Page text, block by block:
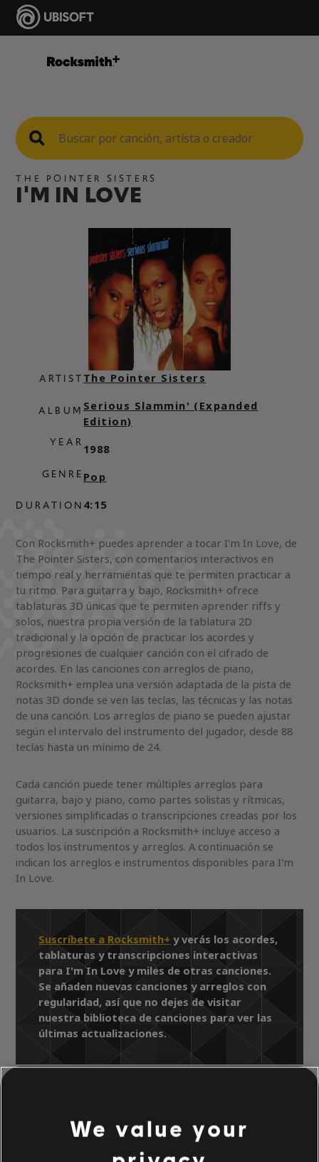
THE POINTER SISTERS
I'M IN LOVE
ARTIST
ALBUM
YEAR
GENRE
DURATION
The Pointer Sisters
Serious Slammin' (Expanded
Edition)
1988
Pop
4:15
Con Rocksmith+ puedes aprender a tocar I'm In Love, de
The Pointer Sisters, con comentarios interactivos en
tiempo real y herramientas que te permiten practicar a
tu ritmo. Para guitarra y bajo, Rocksmith+ ofrece
tablaturas 3D únicas que te permiten aprender riffs y
solos, nuestra propia versión de la tablatura 2D
tradicional y la opción de practicar los acordes y
progresiones de cualquier canción con el cifrado de
acordes. En las canciones con arreglos de piano,
Rocksmith+ emplea una versión adaptada de la pista de
notas 3D donde se ven las teclas, las técnicas y las notas
de una canción. Los arreglos de piano se pueden ajustar
según el intervalo del instrumento del jugador, desde 88
teclas hasta un mínimo de 24.
Cada canción puede tener múltiples arreglos para
guitarra, bajo y piano, como partes solistas y rítmicas,
versiones simplificadas o transcripciones creadas por los
usuarios. La suscripción a Rocksmith+ incluye acceso a
todos los instrumentos y arreglos. A continuación se
indican los arreglos e instrumentos disponibles para I'm
In Love.
Suscríbete a Rocksmith+ y verás los acordes,
tablaturas y transcripciones interactivas
para I'm In Love y miles de otras canciones.
Se añaden nuevas canciones y arreglos con
regularidad, así que no dejes de visitar
nuestra biblioteca de canciones para ver las
últimas actualizaciones.
The Pointer Sisters
Serious Slammin' (Expanded Edition)
We value your